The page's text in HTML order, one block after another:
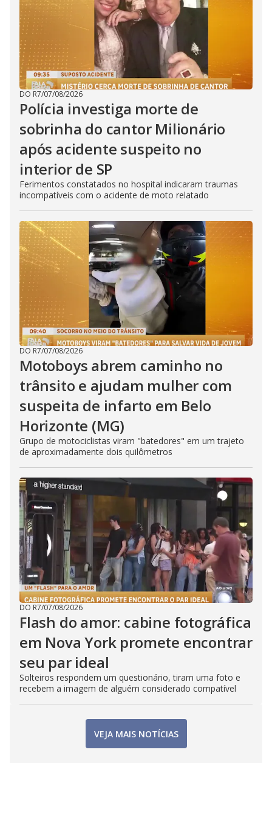
DO R7/07/08/2026
Polícia investiga morte de
sobrinha do cantor Milionário
após acidente suspeito no
interior de SP
Ferimentos constatados no hospital indicaram traumas
incompatíveis com o acidente de moto relatado
DO R7/07/08/2026
Motoboys abrem caminho no
trânsito e ajudam mulher com
suspeita de infarto em Belo
Horizonte (MG)
Grupo de motociclistas viram "batedores" em um trajeto
de aproximadamente dois quilômetros
DO R7/07/08/2026
Flash do amor: cabine fotográfica
em Nova York promete encontrar
seu par ideal
Solteiros respondem um questionário, tiram uma foto e
recebem a imagem de alguém considerado compatível
VEJA MAIS NOTÍCIAS